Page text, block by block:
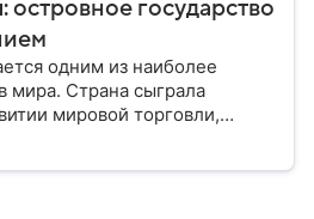
островное государство
одним из наиболее
мира. Страна сыграла
мировой торговли,
и международных